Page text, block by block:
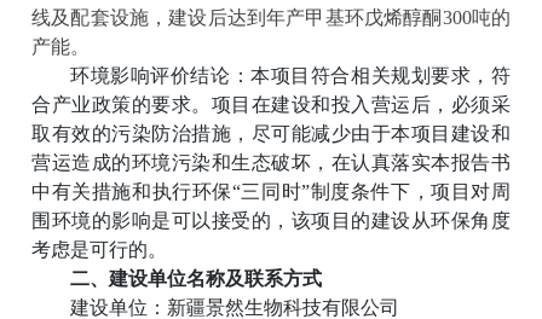
线及配套设施，建设后达到年产甲基环戊烯醇酮300吨的
产能。
环境影响评价结论：本项目符合相关规划要求，符
合产业政策的要求。项目在建设和投入营运后，必须采
取有效的污染防治措施，尽可能减少由于本项目建设和
营运造成的环境污染和生态破坏，在认真落实本报告书
中有关措施和执行环保“三同时”制度条件下，项目对周
围环境的影响是可以接受的，该项目的建设从环保角度
考虑是可行的。
二、建设单位名称及联系方式
建设单位： 新疆景然生物科技有限公司